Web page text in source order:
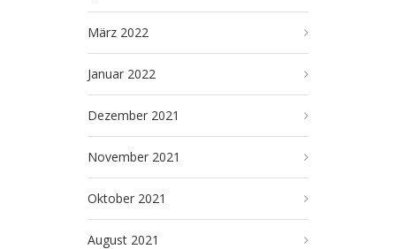
März 2022
Januar 2022
Dezember 2021
November 2021
Oktober 2021
August 2021